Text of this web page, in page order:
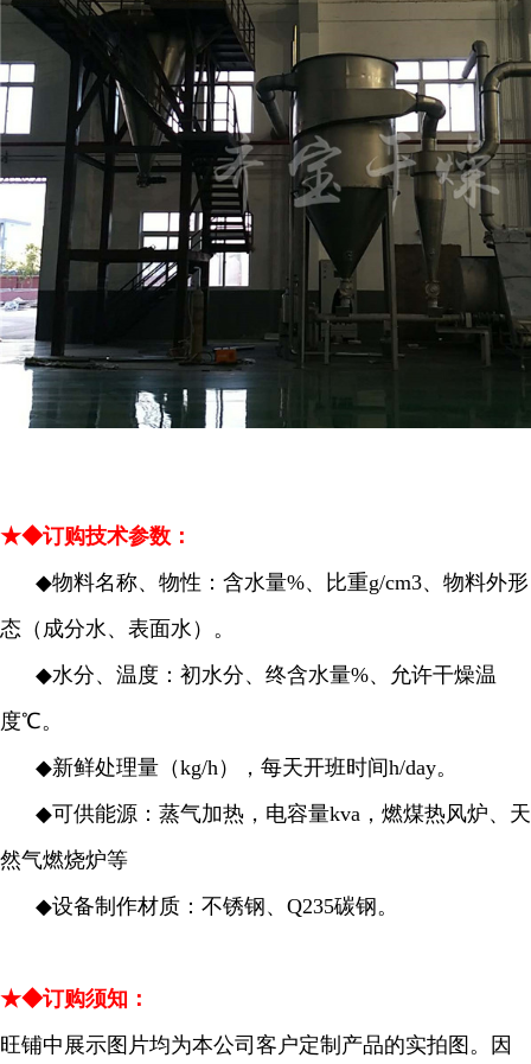
★◆订购技术参数：
◆物料名称、物性：含水量%、比重g/cm3、物料外形
态（成分水、表面水）。
◆水分、温度：初水分、终含水量%、允许干燥温
度℃。
◆新鲜处理量（kg/h），每天开班时间h/day。
◆可供能源：蒸气加热，电容量kva，燃煤热风炉、天
然气燃烧炉等
◆设备制作材质：不锈钢、Q235碳钢。
★◆订购须知：
旺铺中展示图片均为本公司客户定制产品的实拍图。因